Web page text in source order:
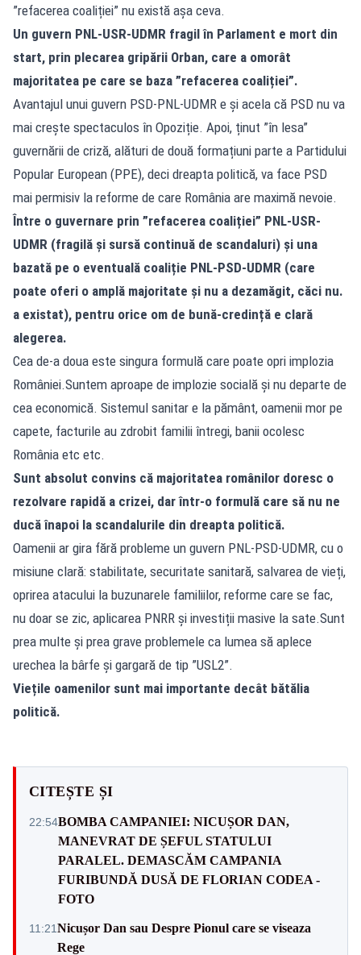
”refacerea coaliției” nu există așa ceva.
Un guvern PNL-USR-UDMR fragil în Parlament e mort din
start, prin plecarea gripării Orban, care a omorât
majoritatea pe care se baza ”refacerea coaliției”.
Avantajul unui guvern PSD-PNL-UDMR e și acela că PSD nu va
mai crește spectaculos în Opoziție. Apoi, ținut ”în lesa”
guvernării de criză, alături de două formațiuni parte a Partidului
Popular European (PPE), deci dreapta politică, va face PSD
mai permisiv la reforme de care România are maximă nevoie.
Între o guvernare prin ”refacerea coaliției” PNL-USR-
UDMR (fragilă și sursă continuă de scandaluri) și una
bazată pe o eventuală coaliție PNL-PSD-UDMR (care
poate oferi o amplă majoritate și nu a dezamăgit, căci nu.
a existat), pentru orice om de bună-credință e clară
alegerea.
Cea de-a doua este singura formulă care poate opri implozia
României.Suntem aproape de implozie socială și nu departe de
cea economică. Sistemul sanitar e la pământ, oamenii mor pe
capete, facturile au zdrobit familii întregi, banii ocolesc
România etc etc.
Sunt absolut convins că majoritatea românilor doresc o
rezolvare rapidă a crizei, dar într-o formulă care să nu ne
ducă înapoi la scandalurile din dreapta politică.
Oamenii ar gira fără probleme un guvern PNL-PSD-UDMR, cu o
misiune clară: stabilitate, securitate sanitară, salvarea de vieți,
oprirea atacului la buzunarele familiilor, reforme care se fac,
nu doar se zic, aplicarea PNRR și investiții masive la sate.Sunt
prea multe și prea grave problemele ca lumea să aplece
urechea la bârfe și gargară de tip ”USL2”.
Viețile oamenilor sunt mai importante decât bătălia
politică.
CITEȘTE ȘI
22:54BOMBA CAMPANIEI: NICUȘOR DAN,
MANEVRAT DE ȘEFUL STATULUI
PARALEL. DEMASCĂM CAMPANIA
FURIBUNDĂ DUSĂ DE FLORIAN CODEA -
FOTO
11:21Nicușor Dan sau Despre Pionul care se viseaza
Rege